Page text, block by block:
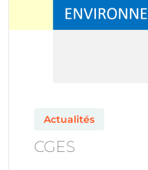
Actualités
CGES